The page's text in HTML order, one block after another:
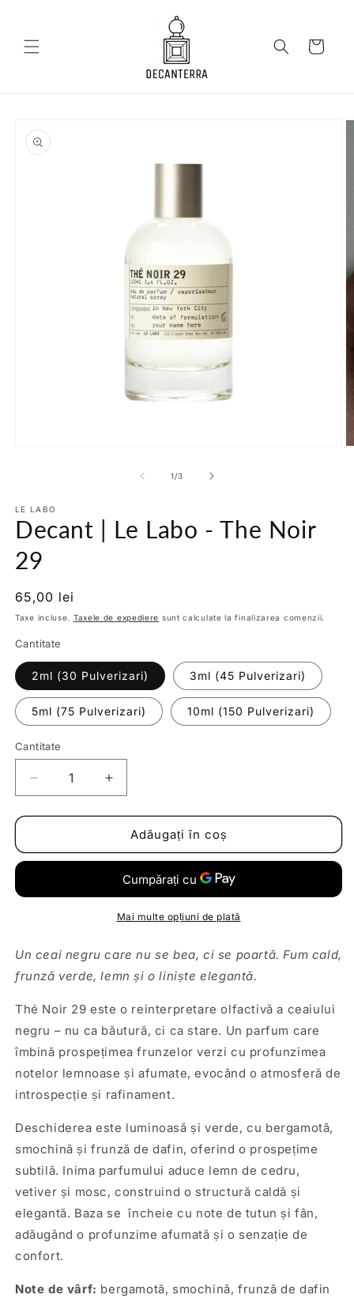
Coș
despre
produs
o
fereastră
modală
1/din
3
LE LABO
Decant | Le Labo - The Noir
29
Preț
obișnuit
65,00 lei
Taxe incluse. Taxele de expediere sunt calculate la finalizarea comenzii.
Cantitate
2ml (30 Pulverizari) 3ml (45 Pulverizari)
5ml (75 Pulverizari) 10ml (150 Pulverizari)
Cantitate
Reduceți
cantitatea
pentru
|
-
29
Creșteți
cantitatea
pentru
Decant
|
Labo
-
The
29
Adăugați în coș
Mai multe opțiuni de plată
Un ceai negru care nu se bea, ci se poartă. Fum cald,
frunză verde, lemn și o liniște elegantă.
Thé Noir 29 este o reinterpretare olfactivă a ceaiului
negru – nu ca băutură, ci ca stare. Un parfum care
îmbină prospețimea frunzelor verzi cu profunzimea
notelor lemnoase și afumate, evocând o atmosferă de
introspecție și rafinament.
Deschiderea este luminoasă și verde, cu bergamotă,
smochină și frunză de dafin, oferind o prospețime
subtilă. Inima parfumului aduce lemn de cedru,
vetiver și mosc, construind o structură caldă și
elegantă. Baza se încheie cu note de tutun și fân,
adăugând o profunzime afumată și o senzație de
confort.
Note de vârf: bergamotă, smochină, frunză de dafin